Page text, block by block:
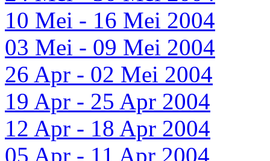
10 Mei - 16 Mei 2004
03 Mei - 09 Mei 2004
26 Apr - 02 Mei 2004
19 Apr - 25 Apr 2004
12 Apr - 18 Apr 2004
05 Apr - 11 Apr 2004